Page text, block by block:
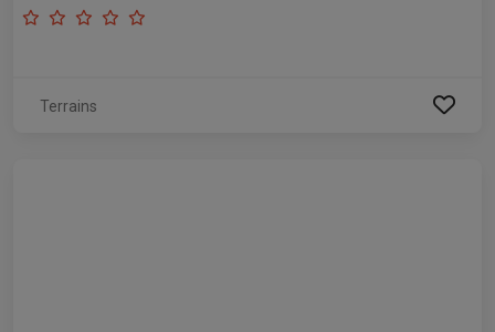
Terrains